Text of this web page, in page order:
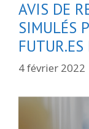
AVIS DE
SIMULÉS
4 février 2022